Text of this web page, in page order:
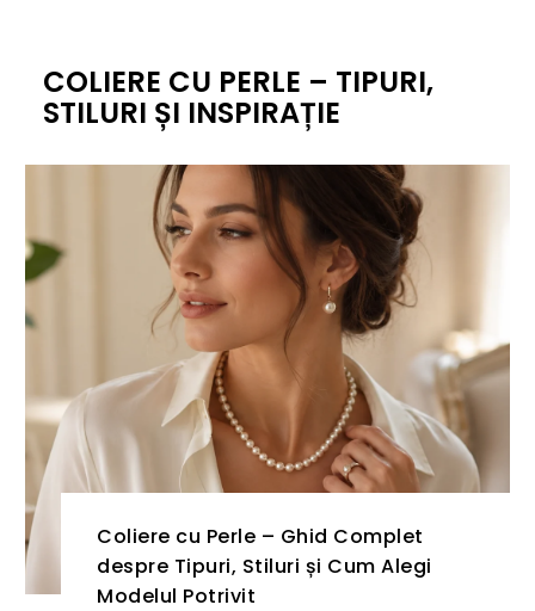
COLIERE CU PERLE – TIPURI,
STILURI ȘI INSPIRAȚIE
Coliere cu Perle – Ghid Complet
despre Tipuri, Stiluri și Cum Alegi
Modelul Potrivit